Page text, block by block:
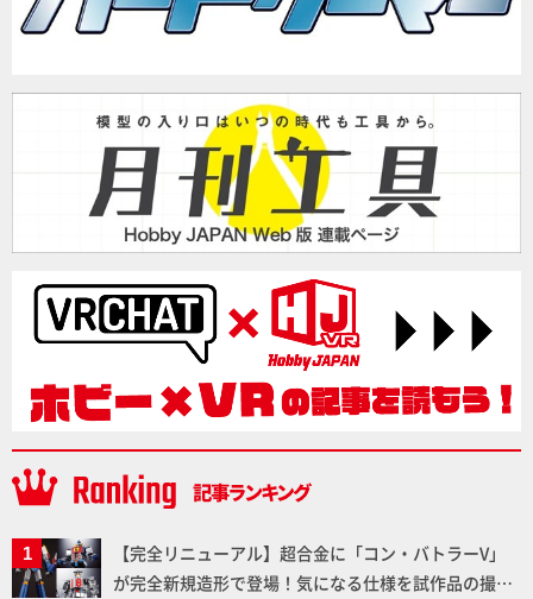
【完全リニューアル】超合金に「コン・バトラーV」
が完全新規造形で登場！気になる仕様を試作品の撮り